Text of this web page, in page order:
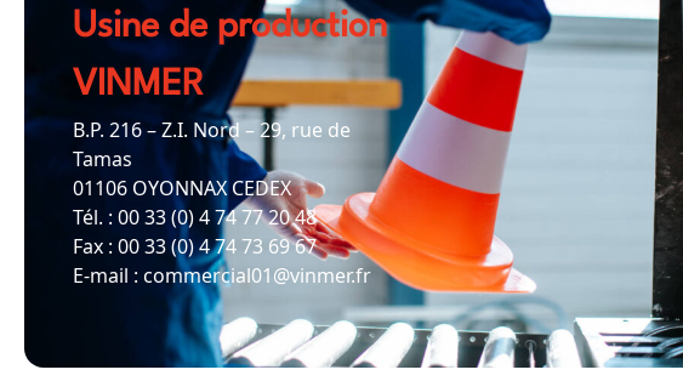
Usine de production
VINMER
B.P. 216 – Z.I. Nord – 29, rue de
Tamas
01106 OYONNAX CEDEX
Tél. : 00 33 (0) 4 74 77 20 48
Fax : 00 33 (0) 4 74 73 69 67
E-mail : commercial01@vinmer.fr